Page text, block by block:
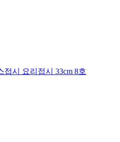
시 요리접시 33cm 8호